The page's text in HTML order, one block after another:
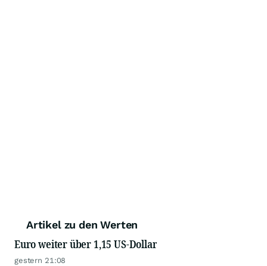
Artikel zu den Werten
Euro weiter über 1,15 US-Dollar
gestern 21:08